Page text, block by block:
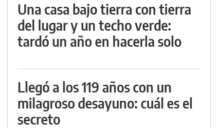
Una casa bajo tierra con tierra
del lugar y un techo verde:
tardó un año en hacerla solo
Llegó a los 119 años con un
milagroso desayuno: cuál es el
secreto